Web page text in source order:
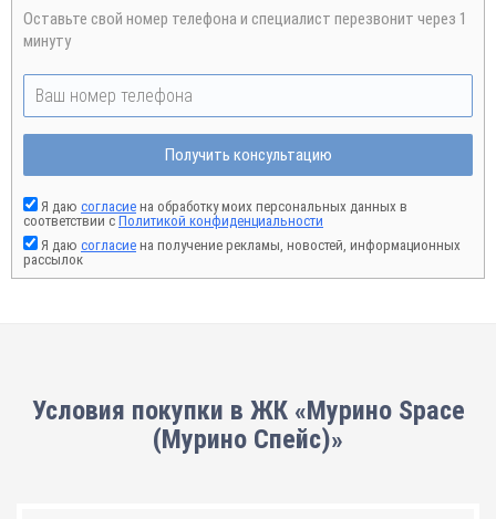
Оставьте свой номер телефона и специалист перезвонит через 1
минуту
Получить консультацию
Я даю согласие на обработку моих персональных данных в
соответствии с Политикой конфиденциальности
Я даю согласие на получение рекламы, новостей, информационных
рассылок
Условия покупки в ЖК «Мурино Space
(Мурино Спейс)»